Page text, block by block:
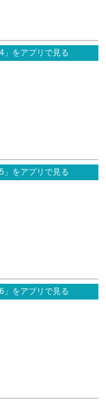
」をアプリで見る
」をアプリで見る
」をアプリで見る